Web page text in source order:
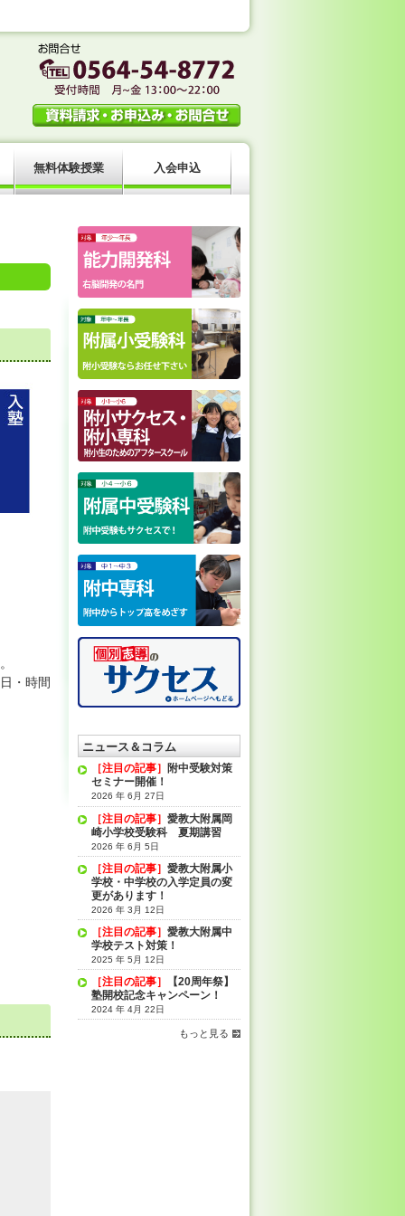
・時間
無料体験授業 入会申込
ニュース＆コラム
［注目の記事］
附中受験対策
セミナー開催！
2026 年 6月 27日
［注目の記事］ 愛教大附属岡
崎小学校受験科 夏期講習
2026 年 6月 5日
［注目の記事］ 愛教大附属小
学校・中学校の入学定員の変
更があります！
2026 年 3月 12日
［注目の記事］ 愛教大附属中
学校テスト対策！
2025 年 5月 12日
［注目の記事］
【20周年祭】
塾開校記念キャンペーン！
2024 年 4月 22日
もっと見る